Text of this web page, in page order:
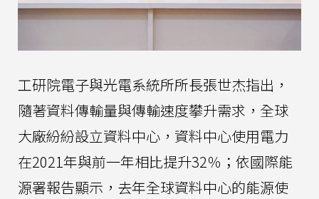
工研院電子與光電系統所所長張世杰指出，
隨著資料傳輸量與傳輸速度攀升需求，全球
大廠紛紛設立資料中心，資料中心使用電力
在2021年與前一年相比提升32％；依國際能
源署報告顯示，去年全球資料中心的能源使